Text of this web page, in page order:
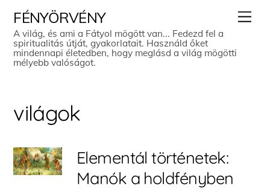
content
FÉNYÖRVÉNY
A világ, és ami a Fátyol mögött van... Fedezd fel a
spiritualitás útját, gyakorlatait. Használd őket
mindennapi életedben, hogy meglásd a világ mögötti
mélyebb valóságot.
világok
Elementál történetek:
Manók a holdfényben